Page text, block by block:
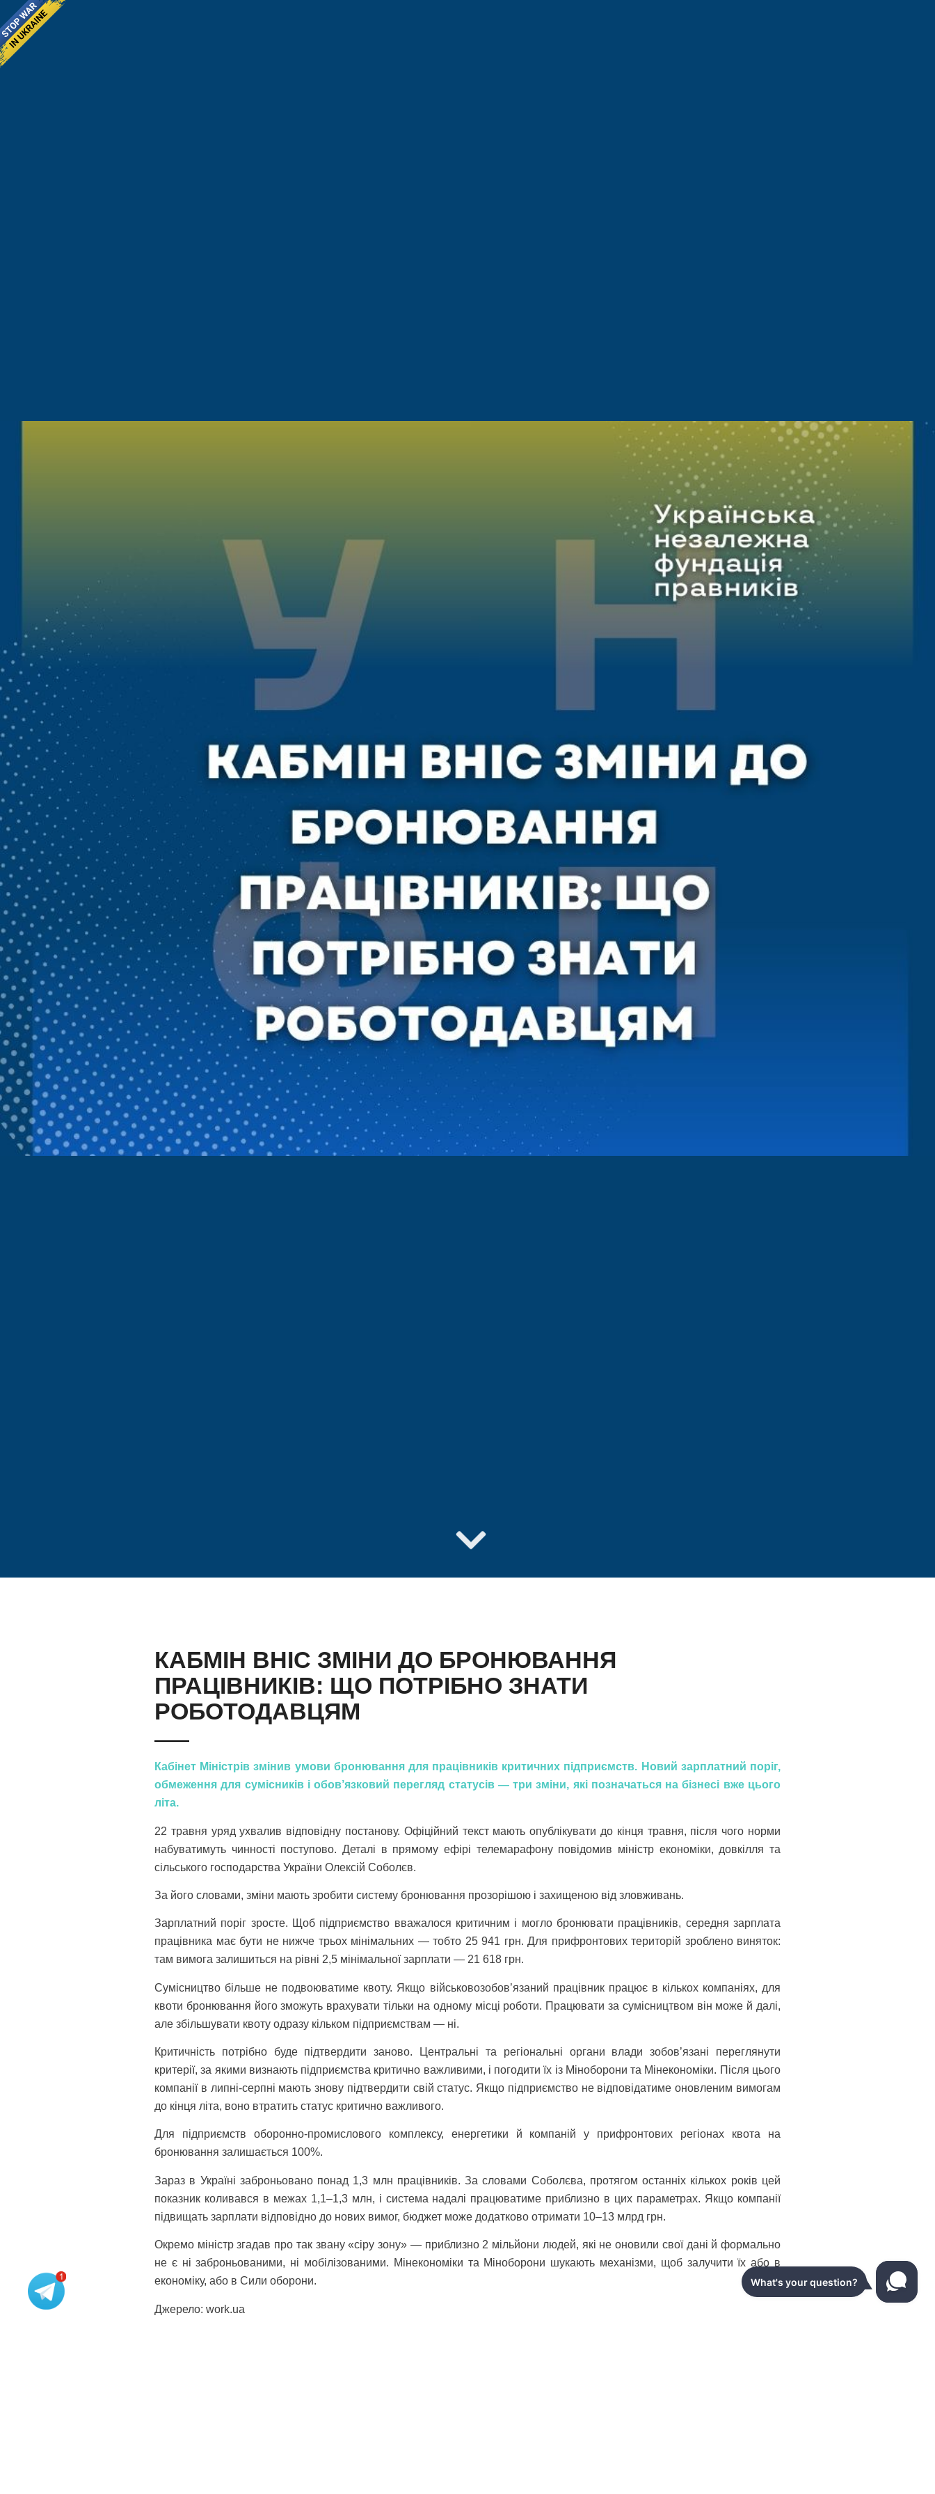
КАБМІН ВНІС ЗМІНИ ДО БРОНЮВАННЯ
ПРАЦІВНИКІВ: ЩО ПОТРІБНО ЗНАТИ
РОБОТОДАВЦЯМ
Кабінет Міністрів змінив умови бронювання для працівників критичних підприємств. Новий зарплатний поріг,
обмеження для сумісників і обов’язковий перегляд статусів — три зміни, які позначаться на бізнесі вже цього
літа.
22 травня уряд ухвалив відповідну постанову. Офіційний текст мають опублікувати до кінця травня, після чого норми
набуватимуть чинності поступово. Деталі в прямому ефірі телемарафону повідомив міністр економіки, довкілля та
сільського господарства України Олексій Соболєв.
За його словами, зміни мають зробити систему бронювання прозорішою і захищеною від зловживань.
Зарплатний поріг зросте. Щоб підприємство вважалося критичним і могло бронювати працівників, середня зарплата
працівника має бути не нижче трьох мінімальних — тобто 25 941 грн. Для прифронтових територій зроблено виняток:
там вимога залишиться на рівні 2,5 мінімальної зарплати — 21 618 грн.
Сумісництво більше не подвоюватиме квоту. Якщо військовозобов’язаний працівник працює в кількох компаніях, для
квоти бронювання його зможуть врахувати тільки на одному місці роботи. Працювати за сумісництвом він може й далі,
але збільшувати квоту одразу кільком підприємствам — ні.
Критичність потрібно буде підтвердити заново. Центральні та регіональні органи влади зобов’язані переглянути
критерії, за якими визнають підприємства критично важливими, і погодити їх із Міноборони та Мінекономіки. Після цього
компанії в липні-серпні мають знову підтвердити свій статус. Якщо підприємство не відповідатиме оновленим вимогам
до кінця літа, воно втратить статус критично важливого.
Для підприємств оборонно-промислового комплексу, енергетики й компаній у прифронтових регіонах квота на
бронювання залишається 100%.
Зараз в Україні заброньовано понад 1,3 млн працівників. За словами Соболєва, протягом останніх кількох років цей
показник коливався в межах 1,1–1,3 млн, і система надалі працюватиме приблизно в цих параметрах. Якщо компанії
підвищать зарплати відповідно до нових вимог, бюджет може додатково отримати 10–13 млрд грн.
Окремо міністр згадав про так звану «сіру зону» — приблизно 2 мільйони людей, які не оновили свої дані й формально
не є ні заброньованими, ні мобілізованими. Мінекономіки та Міноборони шукають механізми, щоб залучити їх або в
економіку, або в Сили оборони.
Джерело: work.ua